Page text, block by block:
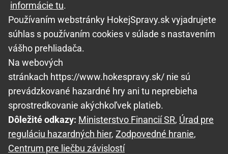
informácie tu.
Používaním webstránky HokejSpravy.sk vyjadrujete
súhlas s používaním cookies v súlade s nastavením
vášho prehliadača.
Na webových
stránkach https://www.hokespravy.sk/ nie sú
prevádzkované hazardné hry ani tu neprebieha
sprostredkovanie akýchkoľvek platieb.
Dôležité odkazy: Ministerstvo Financií SR, Úrad pre
reguláciu hazardných hier, Zodpovedné hranie,
Centrum pre liečbu závislostí